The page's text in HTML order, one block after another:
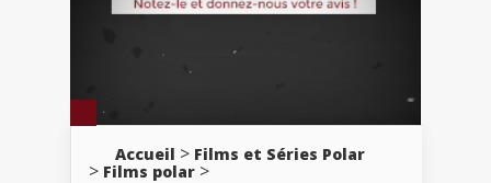
Accueil
Films et Séries Polar
Films polar